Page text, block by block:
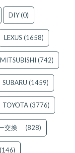
DIY(0)
LEXUS (1658)
MITSUBISHI (742)
SUBARU (1459)
TOYOTA(3776)
交換 (828)
(146)